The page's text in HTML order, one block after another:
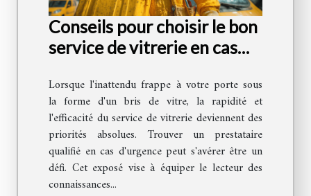
Conseils pour choisir le bon
service de vitrerie en cas
Lorsque l'inattendu frappe à votre porte sous
la forme d'un bris de vitre, la rapidité et
l'efficacité du service de vitrerie deviennent des
priorités absolues. Trouver un prestataire
qualifié en cas d'urgence peut s'avérer être un
défi. Cet exposé vise à équiper le lecteur des
connaissances...